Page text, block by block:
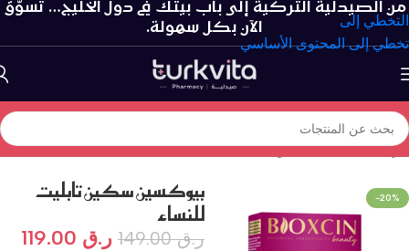
التخطي إلى
تخطي إلى المحتوى الأساسي
من الصيدلية التركية إلى باب بيتك في دول الخليج… تسوّق
الآن بكل سهولة.
الرئيسية/الفيتامينات و المكملات الغذائية/فيتامينات الجمال
-20% بيوكسين سكين تابليت
للنساء
ر.ق149.00 ر.ق